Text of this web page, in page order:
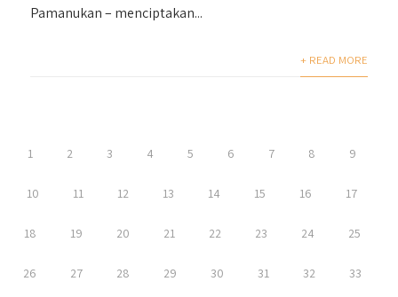
Pamanukan – menciptakan...
+ READ MORE
1 2 3 4 5 6 7 8 9
10 11 12 13 14 15 16 17
18 19 20 21 22 23 24 25
26 27 28 29 30 31 32 33